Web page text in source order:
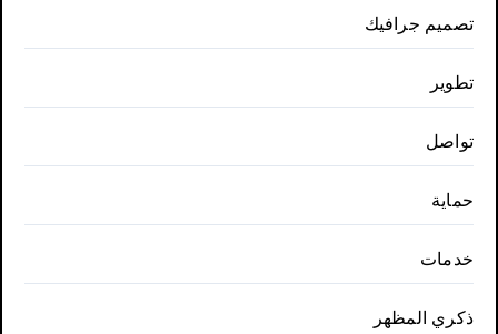
تصميم جرافيك
تطوير
تواصل
حماية
خدمات
ذكري المظهر